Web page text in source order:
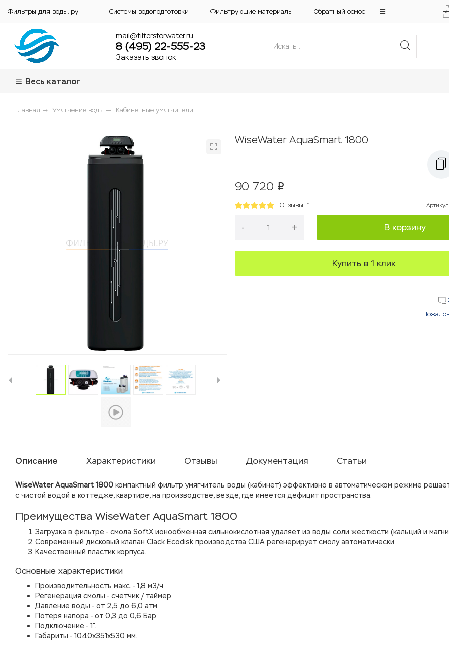
Фильтры для воды. ру Системы водоподготовки Фильтрующие материалы Обратный осмос
mail@filtersforwater.ru
8 (495) 22-555-23
Заказать звонок
Весь каталог
Главная Умягчение воды Кабинетные умягчители
WiseWater AquaSmart 1800
90 720 p
Отзывы: 1 Артикул
- + В корзину
Купить в 1 клик
Описание Характеристики Отзывы Документация Статьи
WiseWater AquaSmart 1800 компактный фильтр умягчитель воды (кабинет) эффективно в автоматическом режиме
с чистой водой в коттедже, квартире, на производстве, везде, где имеется дефицит пространства.
Преимущества WiseWater AquaSmart 1800
Загрузка в фильтре - смола SoftX ионообменная сильнокислотная удаляет из воды соли жёсткости (кальций и
Современный дисковый клапан Clack Ecodisk производства США регенерирует смолу автоматически.
Качественный пластик корпуса.
Основные характеристики
Производительность макс. - 1,8 м3/ч.
Регенерация смолы - счетчик / таймер.
Давление воды - от 2,5 до 6,0 атм.
Потеря напора - от 0,3 до 0,6 Бар.
Подключение - 1".
Габариты - 1040x351x530 мм.